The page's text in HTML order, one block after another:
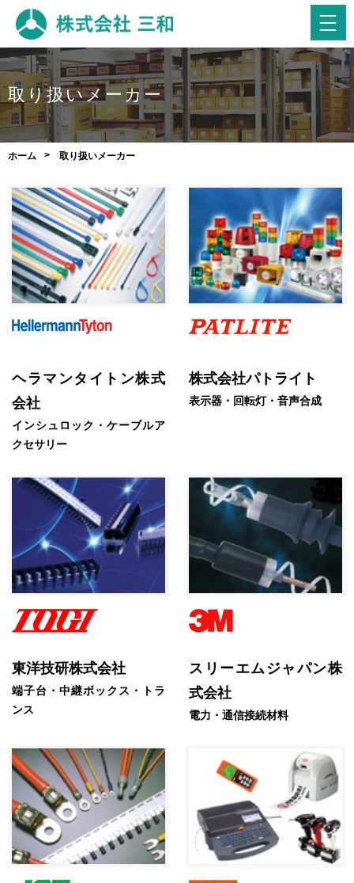
取り扱いメーカー
ホーム 取り扱いメーカー
ヘラマンタイトン株式
会社
インシュロック・ケーブルア
クセサリー
株式会社パトライト
表示器・回転灯・音声合成
東洋技研株式会社
端子台・中継ボックス・トラ
ンス
スリーエムジャパン株
式会社
電力・通信接続材料